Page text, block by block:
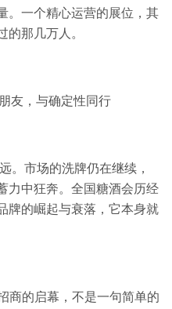
。一个精心运营的展位，其
的那几万人。
友，与确定性同行
。市场的洗牌仍在继续，
力中狂奔。全国糖酒会历经
牌的崛起与衰落，它本身就
商的启幕，不是一句简单的